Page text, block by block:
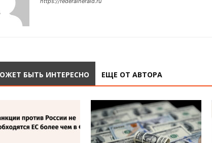
БЫТЬ ИНТЕРЕСНО ЕЩЕ ОТ АВТОРА